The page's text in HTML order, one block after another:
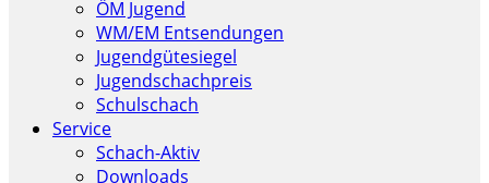
ÖM Jugend
WM/EM Entsendungen
Jugendgütesiegel
Jugendschachpreis
Schulschach
Service
Schach-Aktiv
Downloads